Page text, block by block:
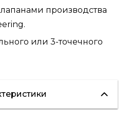
производства
или 3-точечного